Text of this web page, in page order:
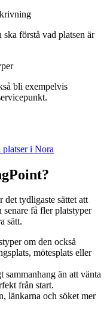
förstå vad platsen är
bli exempelvis
platser i Nora
det tydligaste sättet att
senare få fler platstyper
sätt.
om den också
mötesplats eller
sammanhang än att vänta
från start.
länkarna och söket mer